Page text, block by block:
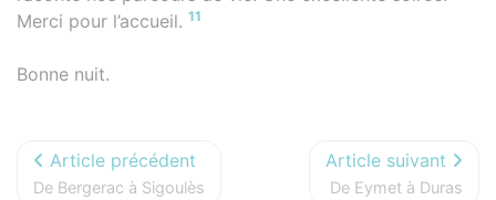
Merci pour l’accueil. 11
Bonne nuit.
Article précédent
De Bergerac à Sigoulès
Article suivant
De Eymet à Duras